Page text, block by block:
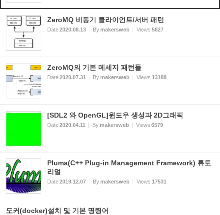
ZeroMQ 비동기 클라이언트/서버 패턴
Date2020.08.13 Bymakersweb Views 5827
ZeroMQ의 기본 메세지 패턴들
Date2020.07.31 Bymakersweb Views 13188
[SDL2 와 OpenGL]윈도우 생성과 2D그래픽
Date2020.04.11 Bymakersweb Views 6579
Pluma(C++ Plug-in Management Framework) 튜토
리얼
Date2019.12.07 Bymakersweb Views 17531
도커(docker)설치 및 기본 명령어